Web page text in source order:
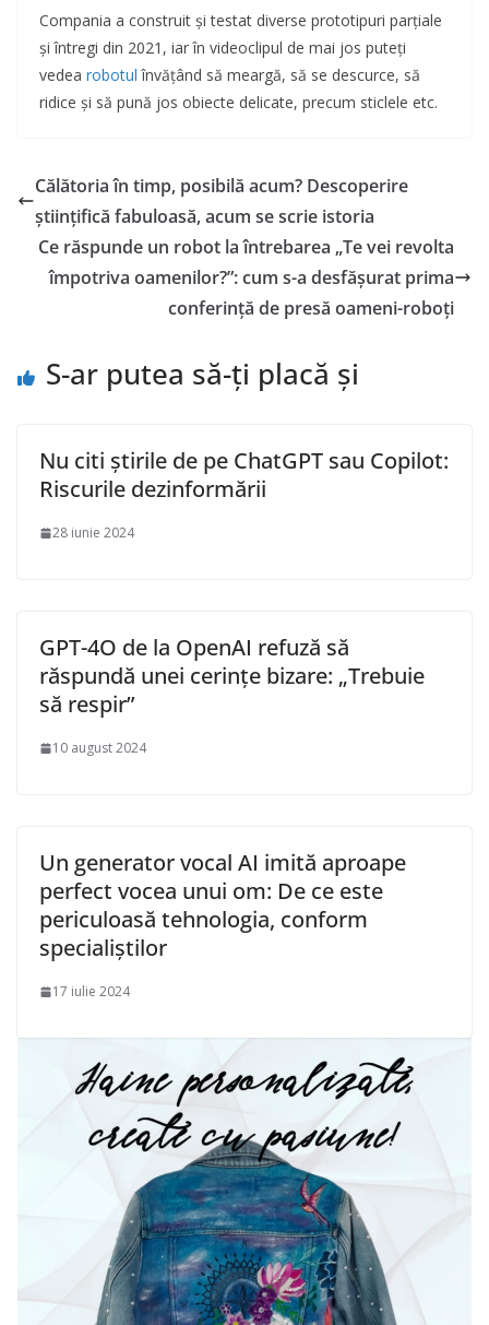
Compania a construit și testat diverse prototipuri parțiale
și întregi din 2021, iar în videoclipul de mai jos puteți
vedea robotul învățând să meargă, să se descurce, să
ridice și să pună jos obiecte delicate, precum sticlele etc.
Călătoria în timp, posibilă acum? Descoperire
științifică fabuloasă, acum se scrie istoria
Ce răspunde un robot la întrebarea „Te vei revolta
împotriva oamenilor?”: cum s-a desfășurat prima
conferință de presă oameni-roboți
S-ar putea să-ți placă și
Nu citi știrile de pe ChatGPT sau Copilot:
Riscurile dezinformării
28 iunie 2024
GPT-4O de la OpenAI refuză să
răspundă unei cerințe bizare: „Trebuie
să respir”
10 august 2024
Un generator vocal AI imită aproape
perfect vocea unui om: De ce este
periculoasă tehnologia, conform
specialiștilor
17 iulie 2024